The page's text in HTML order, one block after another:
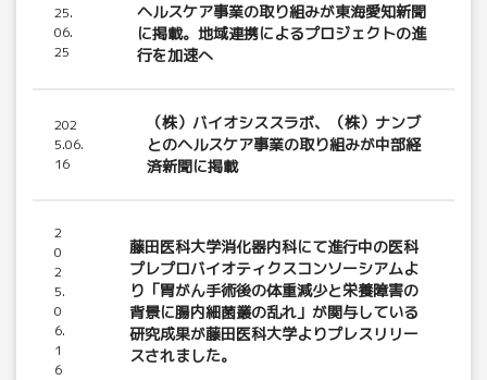
25.
06.
25
ヘルスケア事業の取り組みが東海愛知新聞
に掲載。地域連携によるプロジェクトの進
行を加速へ
202
5.06.
16
（株）バイオシススラボ、（株）ナンブ
とのヘルスケア事業の取り組みが中部経
済新聞に掲載
2
0
2
5.
0
6.
1
6
藤田医科大学消化器内科にて進行中の医科
プレプロバイオティクスコンソーシアムよ
り「胃がん手術後の体重減少と栄養障害の
背景に腸内細菌叢の乱れ」が関与している
研究成果が藤田医科大学よりプレスリリー
スされました。